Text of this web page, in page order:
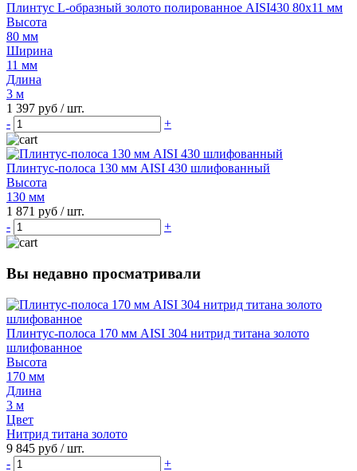
Плинтус L-образный золото полированное AISI430 80х11 мм
Высота
80 мм
Ширина
11 мм
Длина
3 м
1 397 руб / шт.
-
+
Плинтус-полоса 130 мм AISI 430 шлифованный
Высота
130 мм
1 871 руб / шт.
-
+
Вы недавно просматривали
Плинтус-полоса 170 мм AISI 304 нитрид титана золото
шлифованное
Высота
170 мм
Длина
3 м
Цвет
Нитрид титана золото
9 845 руб / шт.
-
+